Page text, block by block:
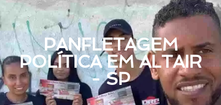
PANFLETAGEM
POLÍTICA EM ALTAIR
- SP